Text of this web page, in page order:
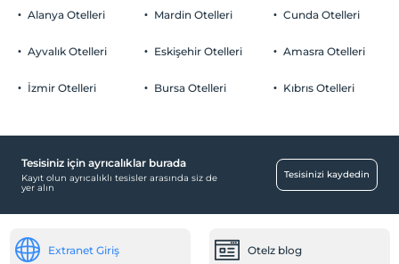
Otopark
Ücretsiz Özel Otopark
Havuz
Gece Clubü
2 yaşına kadar olan bebekler ücretsizdir.
Alanya Otelleri
Ayvalık Otelleri
İzmir Otelleri
Mardin Otelleri
Eskişehir Otelleri
Bursa Otelleri
Cunda Otelleri
Amasra Otelleri
Kıbrıs Otelleri
Tesisiniz için ayrıcalıklar burada
Kayıt olun ayrıcalıklı tesisler arasında siz de
yer alın
Tesisinizi kaydedin
Extranet Giriş Otelz blog